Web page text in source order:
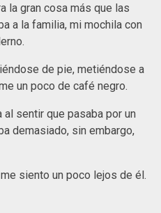
la gran cosa más que las
a la familia, mi mochila con
de pie, metiéndose a
un poco de café negro.
sentir que pasaba por un
demasiado, sin embargo,
siento un poco lejos de él.